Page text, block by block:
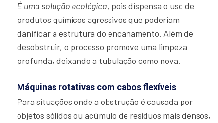
É uma solução ecológica, pois dispensa o uso de
produtos químicos agressivos que poderiam
danificar a estrutura do encanamento. Além de
desobstruir, o processo promove uma limpeza
profunda, deixando a tubulação como nova.
Máquinas rotativas com cabos flexíveis
Para situações onde a obstrução é causada por
objetos sólidos ou acúmulo de resíduos mais densos,